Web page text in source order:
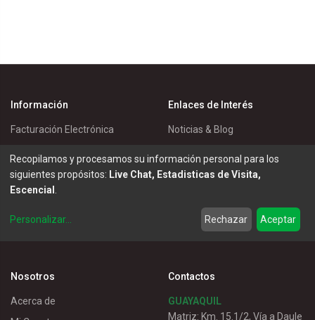
Información
Facturación Electrónica
Política de Privacidad
Política de Entrega
Términos de Uso
Enlaces de Interés
Noticias & Blog
Master Eléctricos
Soluciones
Nosotros
Acerca de
Contactos
GUAYAQUIL
Matriz: Km. 15.1/2, Vía a Daule
Recopilamos y procesamos su información personal para los
siguientes propósitos: Live Chat, Estadisticas de Visita,
Escencial .
Personalizar... Rechazar Aceptar